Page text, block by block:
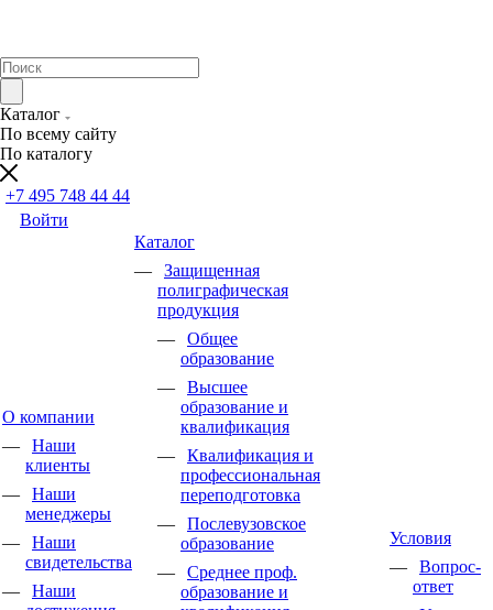
Каталог
По всему сайту
По каталогу
+7 495 748 44 44
Войти
О компании
Наши
клиенты
Наши
менеджеры
Наши
свидетельства
Наши
Каталог
Защищенная
полиграфическая
продукция
Общее
образование
Высшее
образование и
квалификация
Квалификация и
профессиональная
переподготовка
Послевузовское
образование
Среднее проф.
образование и
Условия
Вопрос-
ответ